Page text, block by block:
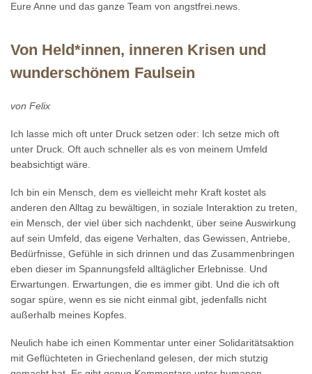
Eure Anne und das ganze Team von angstfrei.news.
Von Held*innen, inneren Krisen und
wunderschönem Faulsein
von Felix
Ich lasse mich oft unter Druck setzen oder: Ich setze mich oft
unter Druck. Oft auch schneller als es von meinem Umfeld
beabsichtigt wäre.
Ich bin ein Mensch, dem es vielleicht mehr Kraft kostet als
anderen den Alltag zu bewältigen, in soziale Interaktion zu treten,
ein Mensch, der viel über sich nachdenkt, über seine Auswirkung
auf sein Umfeld, das eigene Verhalten, das Gewissen, Antriebe,
Bedürfnisse, Gefühle in sich drinnen und das Zusammenbringen
eben dieser im Spannungsfeld alltäglicher Erlebnisse. Und
Erwartungen. Erwartungen, die es immer gibt. Und die ich oft
sogar spüre, wenn es sie nicht einmal gibt, jedenfalls nicht
außerhalb meines Kopfes.
Neulich habe ich einen Kommentar unter einer Solidaritätsaktion
mit Geflüchteten in Griechenland gelesen, der mich stutzig